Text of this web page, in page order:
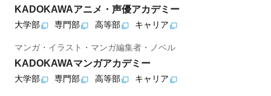
KADOKAWAアニメ・声優アカデミー
大学部 専門部 高等部 キャリア
マンガ・イラスト・マンガ編集者・ノベル
KADOKAWAマンガアカデミー
大学部 専門部 高等部 キャリア